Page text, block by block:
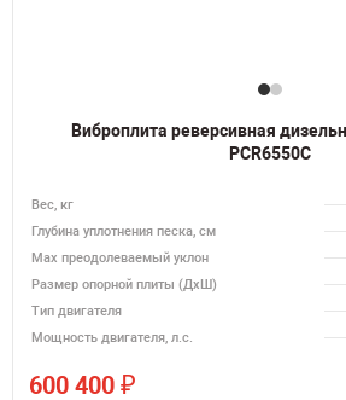
Виброплита реверсивная
PCR6550C
Вес, кг
Глубина уплотнения песка, см
Max преодолеваемый уклон
Размер опорной плиты (ДхШ)
Тип двигателя
Мощность двигателя, л.с.
600 400 ₽